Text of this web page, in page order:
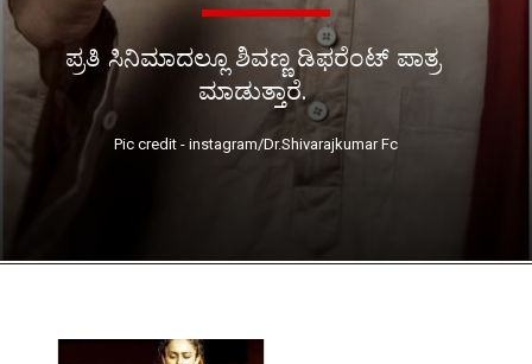
ಪ್ರತಿ ಸಿನಿಮಾದಲ್ಲೂ ಶಿವಣ್ಣ ಡಿಫರೆಂಟ್ ಪಾತ್ರ
ಮಾಡುತ್ತಾರೆ.
Pic credit - instagram/Dr.Shivarajkumar Fc